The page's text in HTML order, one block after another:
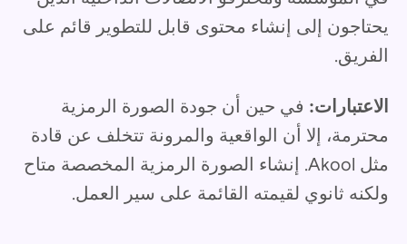
يحتاجون إلى إنشاء محتوى قابل للتطوير قائم على
الفريق.
الاعتبارات: في حين أن جودة الصورة الرمزية
محترمة، إلا أن الواقعية والمرونة تتخلف عن قادة
مثل Akool. إنشاء الصورة الرمزية المخصصة متاح
ولكنه ثانوي لقيمته القائمة على سير العمل.